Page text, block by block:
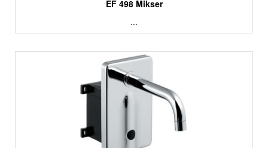
EF 498 Mikser
...